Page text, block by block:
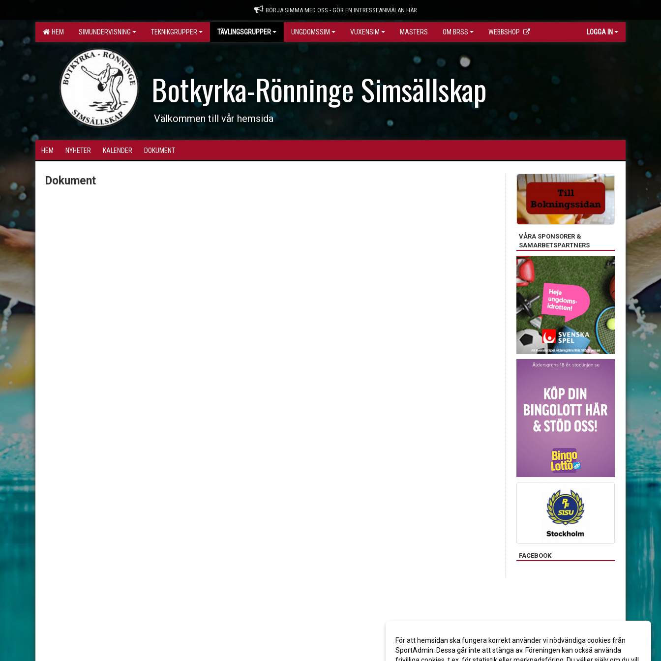
BÖRJA SIMMA MED OSS - GÖR EN INTRESSEANMÄLAN HÄR
HEM SIMUNDERVISNING TEKNIKGRUPPER TÄVLINGSGRUPPER UNGDOMSSIM VUXENSIM MASTERS OM BRSS WEBBSHOP LOGGA IN
Botkyrka-Rönninge Simsällskap
Välkommen till vår hemsida
HEM NYHETER KALENDER DOKUMENT
Dokument
VÅRA SPONSORER &
SAMARBETSPARTNERS
FACEBOOK
För att hemsidan ska fungera korrekt använder vi nödvändiga cookies från
SportAdmin. Dessa går inte att stänga av. Föreningen kan också använda